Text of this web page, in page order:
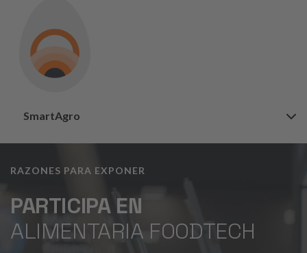
SmartAgro
RAZONES PARA EXPONER
PARTICIPA EN
ALIMENTARIA FOODTECH